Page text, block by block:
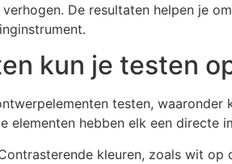
De resultaten helpen je
kun je testen
testen,
elementen hebben elk een
kleuren, zoals wit